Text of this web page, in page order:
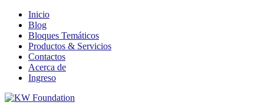
Inicio
Blog
Bloques Temáticos
Productos & Servicios
Contactos
Acerca de
Ingreso